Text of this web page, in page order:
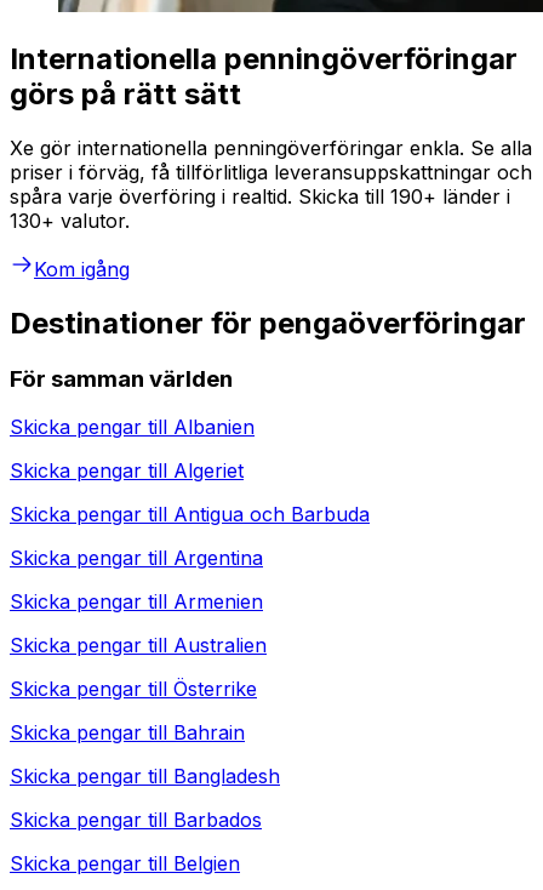
Internationella penningöverföringar
görs på rätt sätt
Xe gör internationella penningöverföringar enkla. Se alla
priser i förväg, få tillförlitliga leveransuppskattningar och
spåra varje överföring i realtid. Skicka till 190+ länder i
130+ valutor.
Kom igång
Destinationer för pengaöverföringar
För samman världen
Skicka pengar till Albanien
Skicka pengar till Algeriet
Skicka pengar till Antigua och Barbuda
Skicka pengar till Argentina
Skicka pengar till Armenien
Skicka pengar till Australien
Skicka pengar till Österrike
Skicka pengar till Bahrain
Skicka pengar till Bangladesh
Skicka pengar till Barbados
Skicka pengar till Belgien